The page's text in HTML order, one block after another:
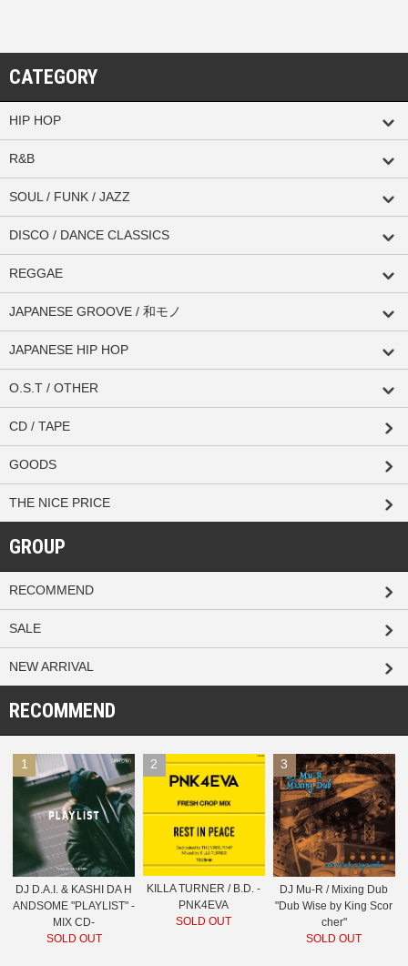
CATEGORY
HIP HOP
R&B
SOUL / FUNK / JAZZ
DISCO / DANCE CLASSICS
REGGAE
JAPANESE GROOVE / 和モノ
JAPANESE HIP HOP
O.S.T / OTHER
CD / TAPE
GOODS
THE NICE PRICE
GROUP
RECOMMEND
SALE
NEW ARRIVAL
RECOMMEND
1
DJ D.A.I. & KASHI DA H
ANDSOME "PLAYLIST" -
MIX CD-
SOLD OUT
2
KILLA TURNER / B.D. -
PNK4EVA
SOLD OUT
3
DJ Mu-R / Mixing Dub
"Dub Wise by King Scor
cher"
SOLD OUT